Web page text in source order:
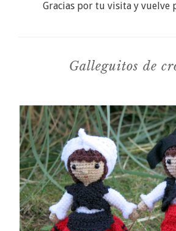
Gracias por tu visita y
Galleguitos de